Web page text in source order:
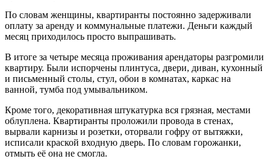
По словам женщины, квартиранты постоянно задерживали
оплату за аренду и коммунальные платежи. Деньги каждый
месяц приходилось просто выпрашивать.
В итоге за четыре месяца проживания арендаторы разгромили
квартиру. Были испорчены плинтуса, двери, диван, кухонный
и письменный столы, стул, обои в комнатах, каркас на
ванной, тумба под умывальником.
Кроме того, декоративная штукатурка вся грязная, местами
облуплена. Квартиранты проложили провода в стенах,
вырвали карнизы и розетки, оторвали гофру от вытяжки,
исписали краской входную дверь. По словам горожанки,
отмыть её она не смогла.